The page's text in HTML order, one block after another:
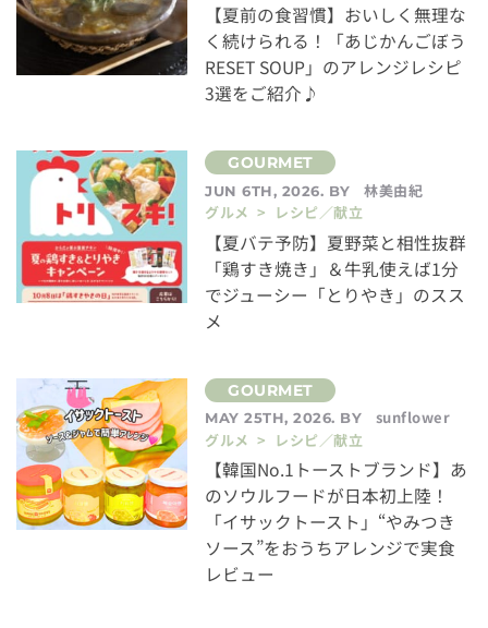
【夏前の食習慣】おいしく無理な
く続けられる！「あじかんごぼう
RESET SOUP」のアレンジレシピ
3選をご紹介♪
JUN 6TH, 2026. BY
林美由紀
グルメ > レシピ／献立
【夏バテ予防】夏野菜と相性抜群
「鶏すき焼き」＆牛乳使えば1分
でジューシー「とりやき」のスス
メ
MAY 25TH, 2026. BY
sunflower
グルメ > レシピ／献立
【韓国No.1トーストブランド】あ
のソウルフードが日本初上陸！
「イサックトースト」“やみつき
ソース”をおうちアレンジで実食
レビュー